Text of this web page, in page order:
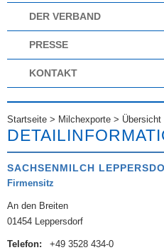
DER VERBAND
PRESSE
KONTAKT
Startseite > Milchexporte >
SACHSENMILCH
Firmensitz
An den Breiten
01454 Leppersdorf
Telefon: +49 3528 434-0